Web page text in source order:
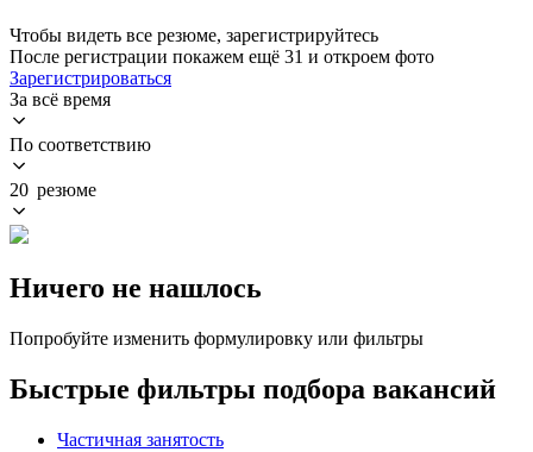
Чтобы видеть все резюме, зарегистрируйтесь
После регистрации покажем ещё 31 и откроем фото
Зарегистрироваться
За всё время
По соответствию
20 резюме
Ничего не нашлось
Попробуйте изменить формулировку или фильтры
Быстрые фильтры подбора вакансий
Частичная занятость